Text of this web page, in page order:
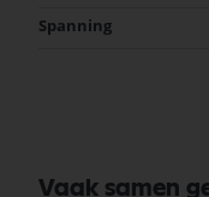
Spanning
Vaak samen